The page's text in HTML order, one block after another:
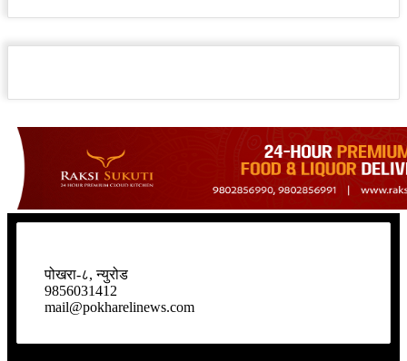
पोखरा-८, न्युरोड
9856031412
mail@pokharelinews.com